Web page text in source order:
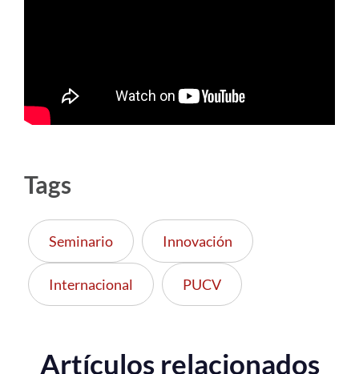
Académicos
Funcionarios
English
Tags
Seminario Innovación
Internacional PUCV
Artículos relacionados